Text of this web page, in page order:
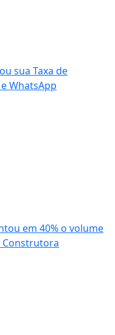
sua Taxa de
WhatsApp
em 40% o volume
Construtora